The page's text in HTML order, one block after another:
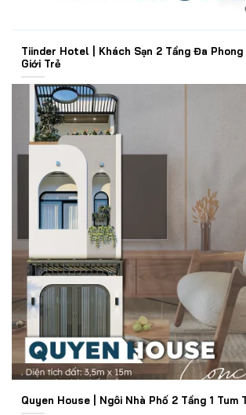
Tiinder Hotel | Khách Sạn 2 Tầng Đa Phong
Giới Trẻ
Quyen House | Ngôi Nhà Phố 2 Tầng 1 Tum